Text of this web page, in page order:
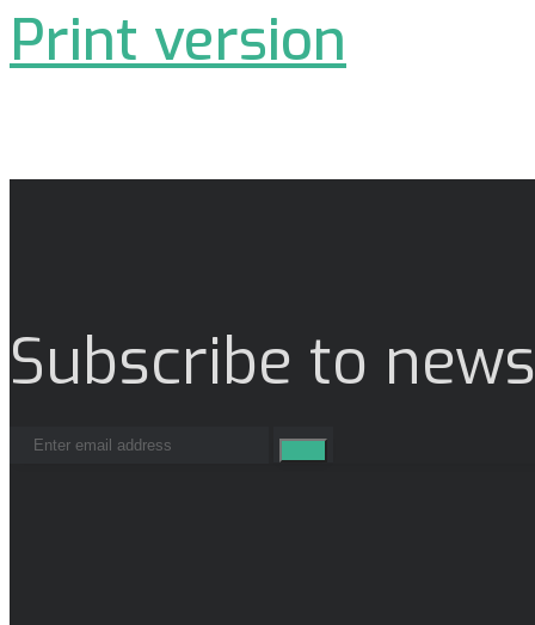
Print version
Subscribe to